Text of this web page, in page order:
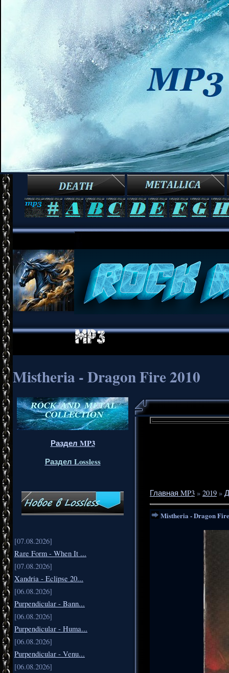
Mistheria - Dragon Fire 2010
Раздел MP3
Раздел Lossless
[07.08.2026]
Rare Form - When It ...
[07.08.2026]
Xandria - Eclipse 20...
[06.08.2026]
Purpendicular - Bann...
[06.08.2026]
Purpendicular - Huma...
[06.08.2026]
Purpendicular - Venu...
[06.08.2026]
Главная MP3 » 2019 »
Mistheria - Dragon